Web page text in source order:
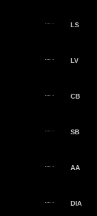
LS
LV
CB
SB
AA
DIA